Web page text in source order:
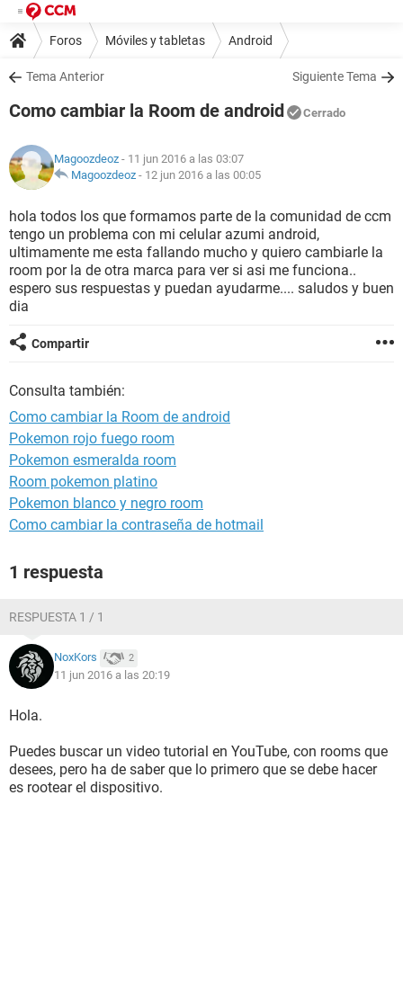
Foros Móviles y tabletas Android
Tema Anterior Siguiente Tema
Como cambiar la Room de android Cerrado
Magoozdeoz - 11 jun 2016 a las 03:07
Magoozdeoz - 12 jun 2016 a las 00:05
hola todos los que formamos parte de la comunidad de ccm
tengo un problema con mi celular azumi android,
ultimamente me esta fallando mucho y quiero cambiarle la
room por la de otra marca para ver si asi me funciona..
espero sus respuestas y puedan ayudarme.... saludos y buen
dia
Compartir
Consulta también:
Como cambiar la Room de android
Pokemon rojo fuego room
Pokemon esmeralda room
Room pokemon platino
Pokemon blanco y negro room
Como cambiar la contraseña de hotmail
1 respuesta
RESPUESTA 1 / 1
NoxKors 2
11 jun 2016 a las 20:19
Hola.
Puedes buscar un video tutorial en YouTube, con rooms que
desees, pero ha de saber que lo primero que se debe hacer
es rootear el dispositivo.